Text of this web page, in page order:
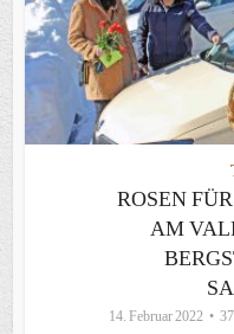
ROSEN
AM
14. Februar 2022